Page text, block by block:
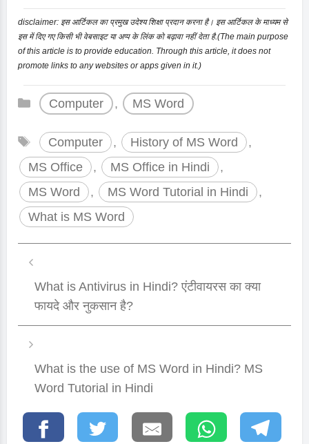
disclaimer: इस आर्टिकल का प्रमुख उदेश्य शिक्षा प्रदान करना है। इस आर्टिकल के माध्यम से
इस में दिए गए किसी भी वेबसाइट या अप्प के लिंक को बढ़ावा नहीं देता है.(The main purpose
of this article is to provide education. Through this article, it does not
promote links to any websites or apps given in it.)
Categories
Computer , MS Word
Tags
Computer , History of MS Word
,
MS Office
, MS Office in Hindi
,
MS Word
, MS Word Tutorial in Hindi
,
What is MS Word
What is Antivirus in Hindi? एंटीवायरस का क्या
फायदे और नुकसान है?
What is the use of MS Word in Hindi? MS
Word Tutorial in Hindi